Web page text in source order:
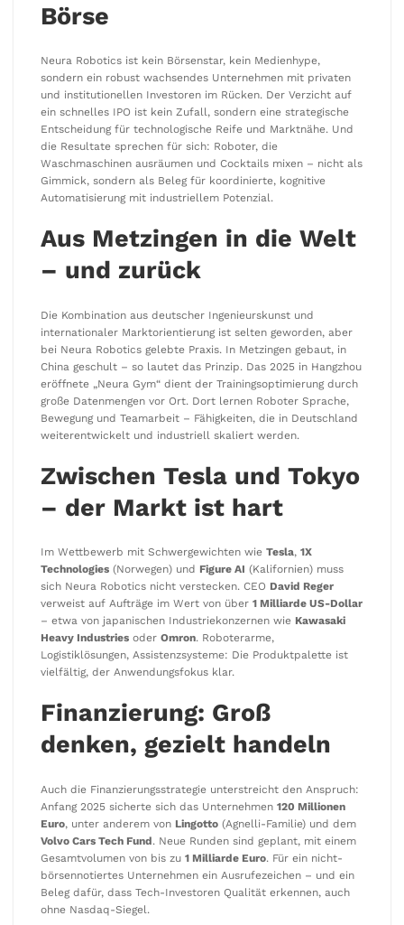
Börse
Neura Robotics ist kein Börsenstar, kein Medienhype,
sondern ein robust wachsendes Unternehmen mit privaten
und institutionellen Investoren im Rücken. Der Verzicht auf
ein schnelles IPO ist kein Zufall, sondern eine strategische
Entscheidung für technologische Reife und Marktnähe. Und
die Resultate sprechen für sich: Roboter, die
Waschmaschinen ausräumen und Cocktails mixen – nicht als
Gimmick, sondern als Beleg für koordinierte, kognitive
Automatisierung mit industriellem Potenzial.
Aus Metzingen in die Welt
– und zurück
Die Kombination aus deutscher Ingenieurskunst und
internationaler Marktorientierung ist selten geworden, aber
bei Neura Robotics gelebte Praxis. In Metzingen gebaut, in
China geschult – so lautet das Prinzip. Das 2025 in Hangzhou
eröffnete „Neura Gym“ dient der Trainingsoptimierung durch
große Datenmengen vor Ort. Dort lernen Roboter Sprache,
Bewegung und Teamarbeit – Fähigkeiten, die in Deutschland
weiterentwickelt und industriell skaliert werden.
Zwischen Tesla und Tokyo
– der Markt ist hart
Im Wettbewerb mit Schwergewichten wie Tesla, 1X
Technologies (Norwegen) und Figure AI (Kalifornien) muss
sich Neura Robotics nicht verstecken. CEO David Reger
verweist auf Aufträge im Wert von über 1 Milliarde US-Dollar
– etwa von japanischen Industriekonzernen wie Kawasaki
Heavy Industries oder Omron. Roboterarme,
Logistiklösungen, Assistenzsysteme: Die Produktpalette ist
vielfältig, der Anwendungsfokus klar.
Finanzierung: Groß
denken, gezielt handeln
Auch die Finanzierungsstrategie unterstreicht den Anspruch:
Anfang 2025 sicherte sich das Unternehmen 120 Millionen
Euro, unter anderem von Lingotto (Agnelli-Familie) und dem
Volvo Cars Tech Fund. Neue Runden sind geplant, mit einem
Gesamtvolumen von bis zu 1 Milliarde Euro. Für ein nicht-
börsennotiertes Unternehmen ein Ausrufezeichen – und ein
Beleg dafür, dass Tech-Investoren Qualität erkennen, auch
ohne Nasdaq-Siegel.